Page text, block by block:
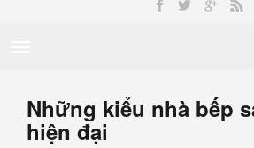
Những kiểu nhà bếp
hiện đại